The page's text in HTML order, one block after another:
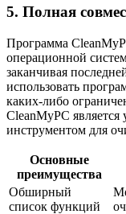
5. Полная
Программа
операционной
заканчивая
использовать
каких-либо
CleanMyPC
инструментом для
Основные
преимущества
Обширный
список функций